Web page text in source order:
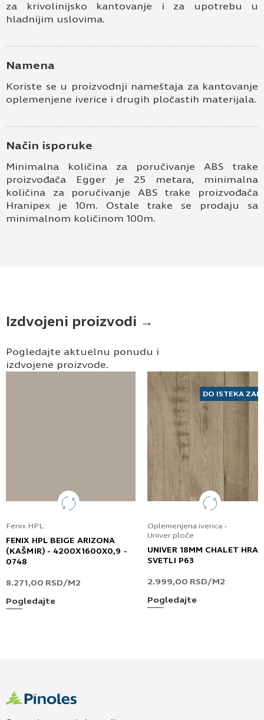
za krivolinijsko kantovanje i za upotrebu u
hladnijim uslovima.
Namena
Koriste se u proizvodnji nameštaja za kantovanje
oplemenjene iverice i drugih pločastih materijala.
Način isporuke
Minimalna količina za poručivanje ABS trake
proizvođača Egger je 25 metara, minimalna
količina za poručivanje ABS trake proizvođača
Hranipex je 10m. Ostale trake se prodaju sa
minimalnom količinom 100m.
Izdvojeni proizvodi →
Pogledajte aktuelnu ponudu i
izdvojene proizvode.
Fenix HPL
FENIX HPL BEIGE ARIZONA
(KAŠMIR) - 4200X1600X0,9 -
0748
8.271,00 RSD/M2
Pogledajte
DO ISTEKA
Oplemenjena iverica -
Univer ploče
UNIVER 18MM CHALET
SVETLI P63
2.999,00 RSD/M2
Pogledajte